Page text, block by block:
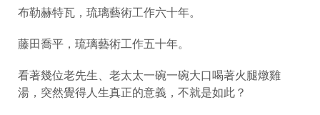
布勒赫特瓦，琉璃藝術工作六十年。
藤田喬平，琉璃藝術工作五十年。
看著幾位老先生、老太太一碗一碗大口喝著火腿燉雞
湯，突然覺得人生真正的意義，不就是如此？